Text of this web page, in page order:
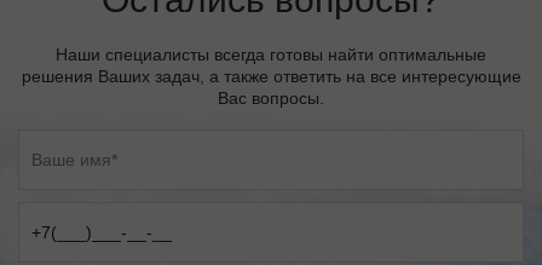
Наши специалисты всегда готовы найти оптимальные
решения Ваших задач, а также ответить на все интересующие
Вас вопросы.